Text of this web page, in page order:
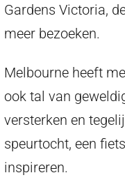
Gardens Victoria,
meer bezoeken.
Melbourne heeft
ook tal van
versterken en
speurtocht, een
inspireren.